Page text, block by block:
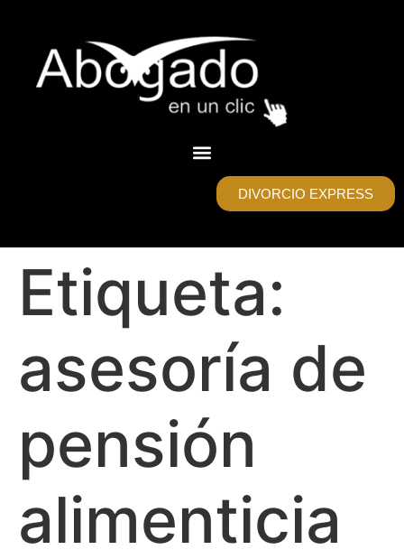
DIVORCIO EXPRESS
Etiqueta:
asesoría de
pensión
alimenticia